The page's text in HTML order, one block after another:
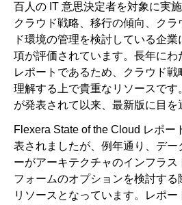
百人の IT 意思決定者を対象に実
クラウド戦略、移行の傾向、クラ
ド環境の管理を検討している企
項が評価されています。長年にわ
レポートであるため、クラウド
理解する上で貴重なリソースです
が発表されて以来、最新版に目を
Flexera State of the Cloud レポー
表されましたが、例年通り、デー
ーがアーキテクチャのインフラス
フォームのオプションを検討す
リソースとなっています。レポ